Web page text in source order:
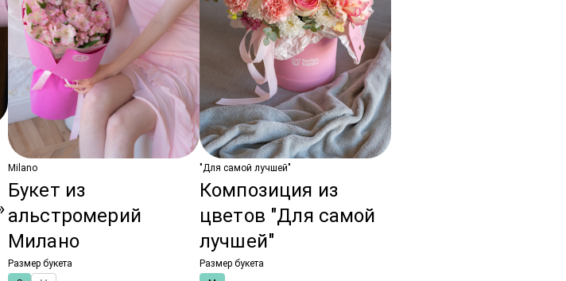
Milano
Букет из
альстромерий
Милано
Размер букета
"Для самой лучшей"
Композиция из
цветов "Для самой
лучшей"
Размер букета